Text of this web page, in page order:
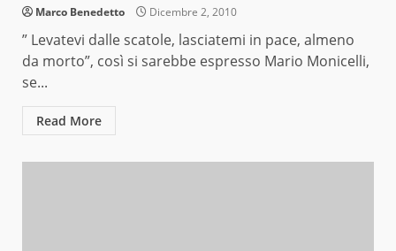
Marco Benedetto Dicembre 2, 2010
” Levatevi dalle scatole, lasciatemi in pace, almeno
da morto”, così si sarebbe espresso Mario Monicelli,
se...
Read More